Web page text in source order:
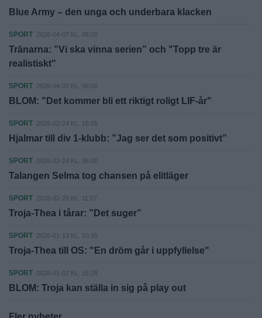
Blue Army – den unga och underbara klacken
SPORT 2026-04-07 KL. 06:00
Tränarna: ”Vi ska vinna serien” och "Topp tre är
realistiskt"
SPORT 2026-04-03 KL. 06:00
BLOM: "Det kommer bli ett riktigt roligt LIF-år"
SPORT 2026-02-24 KL. 16:55
Hjalmar till div 1-klubb: ”Jag ser det som positivt”
SPORT 2026-02-24 KL. 06:00
Talangen Selma tog chansen på elitläger
SPORT 2026-02-20 KL. 11:57
Troja-Thea i tårar: ”Det suger”
SPORT 2026-01-13 KL. 10:35
Troja-Thea till OS: "En dröm går i uppfyllelse"
SPORT 2026-01-02 KL. 15:28
BLOM: Troja kan ställa in sig på play out